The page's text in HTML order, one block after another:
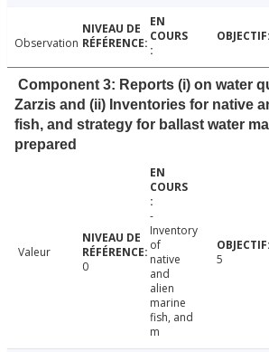
Observation
Component 3: Reports (i) on water
Zarzis and (ii) Inventories for native
fish, and strategy for ballast water
prepared
Valeur
0
-
Inventory
of
native
and
alien
marine
fish, and
m
5